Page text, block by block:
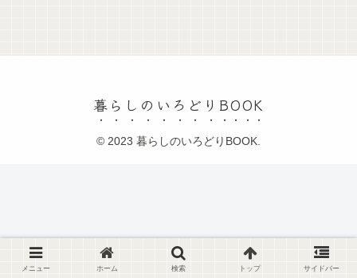
暮らしのいろどりBOOK
© 2023 暮らしのいろどりBOOK.
メニュー ホーム 検索 トップ サイドバー